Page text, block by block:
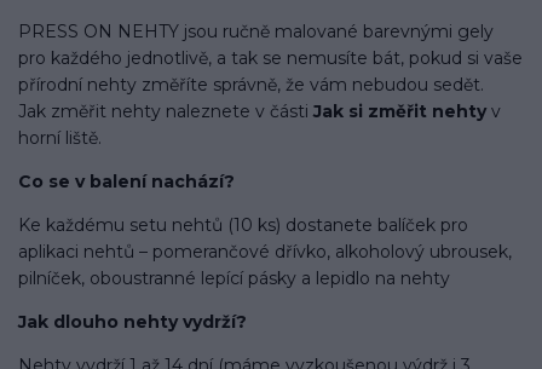
PRESS ON NEHTY jsou ručně malované barevnými gely
pro každého jednotlivě, a tak se nemusíte bát, pokud si vaše
přírodní nehty změříte správně, že vám nebudou sedět.
Jak změřit nehty naleznete v části Jak si změřit nehty v
horní liště.
Co se v balení nachází?
Ke každému setu nehtů (10 ks) dostanete balíček pro
aplikaci nehtů – pomerančové dřívko, alkoholový ubrousek,
pilníček, oboustranné lepící pásky a lepidlo na nehty
Jak dlouho nehty vydrží?